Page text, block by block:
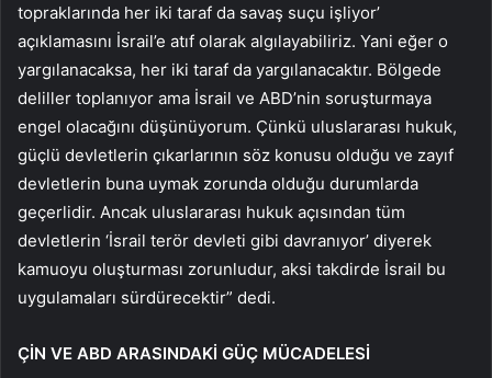
topraklarında her iki taraf da savaş suçu işliyor’
açıklamasını İsrail’e atıf olarak algılayabiliriz. Yani eğer o
yargılanacaksa, her iki taraf da yargılanacaktır. Bölgede
deliller toplanıyor ama İsrail ve ABD’nin soruşturmaya
engel olacağını düşünüyorum. Çünkü uluslararası hukuk,
güçlü devletlerin çıkarlarının söz konusu olduğu ve zayıf
devletlerin buna uymak zorunda olduğu durumlarda
geçerlidir. Ancak uluslararası hukuk açısından tüm
devletlerin ‘İsrail terör devleti gibi davranıyor’ diyerek
kamuoyu oluşturması zorunludur, aksi takdirde İsrail bu
uygulamaları sürdürecektir” dedi.
ÇİN VE ABD ARASINDAKİ GÜÇ MÜCADELESİ